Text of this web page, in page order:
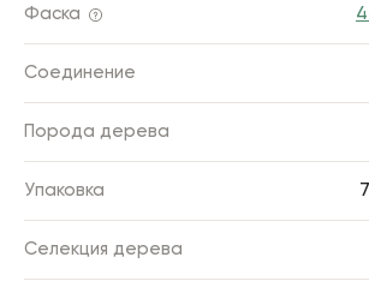
Фаска
Соединение
Порода дерева
Упаковка
Селекция дерева